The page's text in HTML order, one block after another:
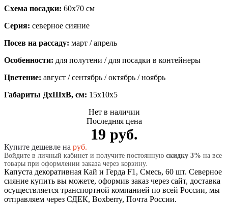
Схема посадки: 60х70 см
Серия: северное сияние
Посев на рассаду: март / апрель
Особенности: для полутени / для посадки в контейнеры
Цветение: август / сентябрь / октябрь / ноябрь
Габариты ДхШхВ, см: 15x10x5
Нет в наличии
Последняя цена
19 руб.
Купите дешевле на руб.
Войдите в личный кабинет и получите постоянную скидку 3% на все
товары при оформлении заказа через корзину.
Капуста декоративная Кай и Герда F1, Смесь, 60 шт. Северное
сияние купить вы можете, оформив заказ через сайт, доставка
осуществляется транспортной компанией по всей России, мы
отправляем через СДЕК, Boxberry, Почта России.